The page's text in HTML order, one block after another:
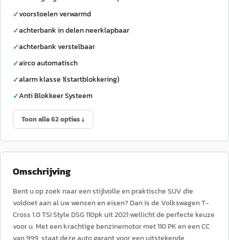
✓voorstoelen verwarmd
✓achterbank in delen neerklapbaar
✓achterbank verstelbaar
✓airco automatisch
✓alarm klasse 1(startblokkering)
✓Anti Blokkeer Systeem
Toon alle 62 opties ↓
Omschrijving
Bent u op zoek naar een stijlvolle en praktische SUV die
voldoet aan al uw wensen en eisen? Dan is de Volkswagen T-
Cross 1.0 TSI Style DSG 110pk uit 2021 wellicht de perfecte keuze
voor u. Met een krachtige benzinemotor met 110 PK en een CC